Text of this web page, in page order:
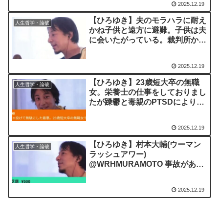
2025.12.19
人生哲学・論破
【ひろゆき】夫のモラハラに耐え
かね子供と遠方に避難。子供は夫
に会いたがっている。裁判所から
2025.12.19
人生哲学・論破
【ひろゆき】23歳短大卒の無職
女。栄養士の仕事をしておりまし
たが躁鬱と毒親のPTSDによりメ
わかりませんーひろゆき切り抜き
20230831
2025.12.19
人生哲学・論破
【ひろゆき】村本大輔(ウーマン
ラッシュアワー)
@WRHMURAMOTO 事故があっ
ゆき切り抜き 202307282025.12.19